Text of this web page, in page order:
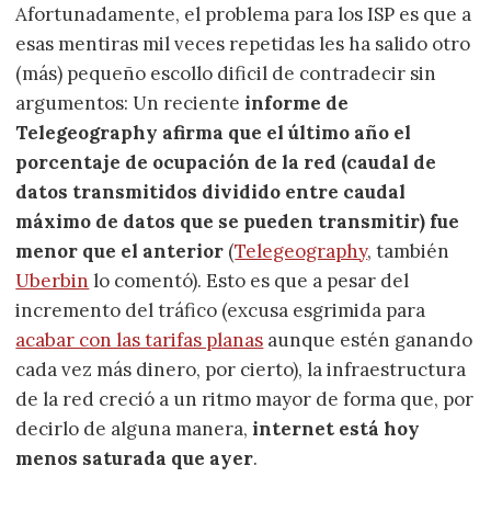
Afortunadamente, el problema para los ISP es que a
esas mentiras mil veces repetidas les ha salido otro
(más) pequeño escollo dificil de contradecir sin
argumentos: Un recienteinforme de
Telegeography afirma que el último año el
porcentaje de ocupación de la red (caudal de
datos transmitidos dividido entre caudal
máximo de datos que se pueden transmitir) fue
menor que el anterior (Telegeography, también
Uberbin lo comentó). Esto es que a pesar del
incremento del tráfico (excusa esgrimida para
acabar con las tarifas planas aunque estén ganando
cada vez más dinero, por cierto), la infraestructura
de la red creció a un ritmo mayor de forma que, por
decirlo de alguna manera,internet está hoy
menos saturada que ayer.